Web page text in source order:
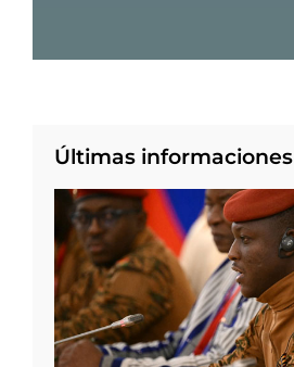
Últimas informaciones